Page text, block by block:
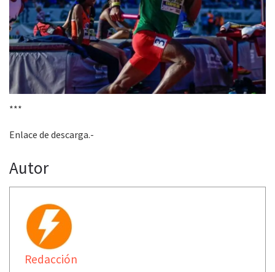
***
Enlace de descarga.-
Autor
Redacción